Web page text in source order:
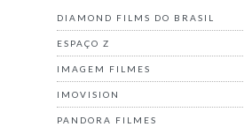
DIAMOND FILMS DO BRASIL
ESPAÇO Z
IMAGEM FILMES
IMOVISION
PANDORA FILMES